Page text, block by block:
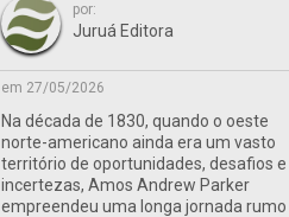
por:
Juruá Editora
em 27/05/2026
Na década de 1830, quando o oeste
norte-americano ainda era um vasto
território de oportunidades, desafios e
incertezas, Amos Andrew Parker
empreendeu uma longa jornada rumo